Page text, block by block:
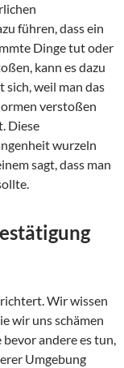
führen, dass ein
Dinge tut oder
kann es dazu
sich, weil man das
verstoßen
Diese
wurzeln
sagt, dass man
Wir wissen
wir uns schämen
bevor andere es tun,
Umgebung